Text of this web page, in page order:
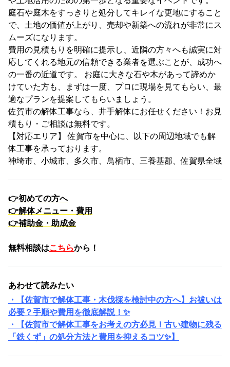
庭石や庭木をすっきりと処分してキレイな更地にすること
で、土地の価値が上がり、売却や新築への流れが非常にス
ムーズになります。
費用の見積もりを明確に提示し、近隣の方々へも誠実に対
応してくれる地元の信頼できる業者を選ぶことが、成功へ
の一番の近道です。 お庭に大きな石や木があって諦めか
けていた方も、まずは一度、プロに現場を見てもらい、最
適なプランを提案してもらいましょう。
佐賀市の解体工事なら、井手解体にお任せください！お見
積もり・ご相談は無料です。
【対応エリア】 佐賀市を中心に、以下の周辺地域でも解
体工事を承っております。
神埼市、小城市、多久市、鳥栖市、三養基郡、佐賀県全域
👉初めての方へ
👉解体メニュー・費用
👉補助金・助成金
無料相談はこちらから！
あわせて読みたい
・【佐賀市で解体工事・木伐採を検討中の方へ】お祓いは
必要？手順や費用を徹底解説！✨
・【佐賀市で解体工事をお考えの方必見！古い建物に残る
「鉄くず」の処分方法と費用を抑えるコツ✨】